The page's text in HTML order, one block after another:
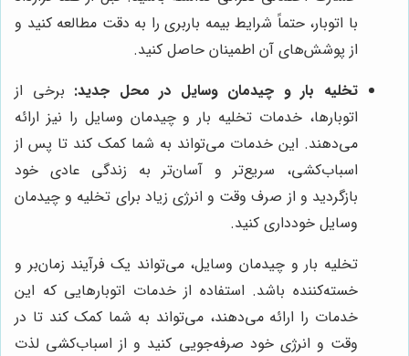
با اتوبار، حتماً شرایط بیمه باربری را به دقت مطالعه کنید و
از پوشش‌های آن اطمینان حاصل کنید.
تخلیه بار و چیدمان وسایل در محل جدید: برخی از
اتوبارها، خدمات تخلیه بار و چیدمان وسایل را نیز ارائه
می‌دهند. این خدمات می‌تواند به شما کمک کند تا پس از
اسباب‌کشی، سریع‌تر و آسان‌تر به زندگی عادی خود
بازگردید و از صرف وقت و انرژی زیاد برای تخلیه و چیدمان
وسایل خودداری کنید.
تخلیه بار و چیدمان وسایل، می‌تواند یک فرآیند زمان‌بر و
خسته‌کننده باشد. استفاده از خدمات اتوبارهایی که این
خدمات را ارائه می‌دهند، می‌تواند به شما کمک کند تا در
وقت و انرژی خود صرفه‌جویی کنید و از اسباب‌کشی لذت